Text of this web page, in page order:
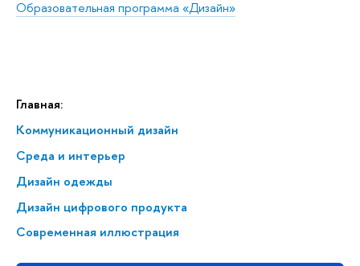
Главная:
Коммуникационный дизайн
Среда и интерьер
Дизайн одежды
Дизайн цифрового продукта
Современная иллюстрация
Образовательная программа «Дизайн»